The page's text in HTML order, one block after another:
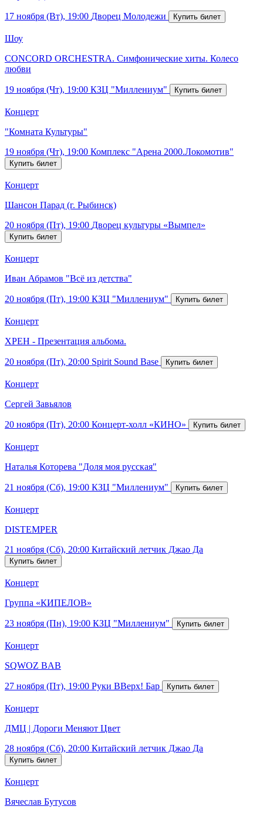
17 ноября (Вт), 19:00 Дворец Молодежи
Шоу
CONCORD ORCHESTRA. Симфонические хиты. Колесо
любви
19 ноября (Чт), 19:00 КЗЦ "Миллениум"
Концерт
"Комната Культуры"
19 ноября (Чт), 19:00 Комплекс "Арена 2000.Локомотив"
Концерт
Шансон Парад (г. Рыбинск)
20 ноября (Пт), 19:00 Дворец культуры «Вымпел»
Концерт
Иван Абрамов "Всё из детства"
20 ноября (Пт), 19:00 КЗЦ "Миллениум"
Концерт
ХРЕН - Презентация альбома.
20 ноября (Пт), 20:00 Spirit Sound Base
Концерт
Сергей Завьялов
20 ноября (Пт), 20:00 Концерт-холл «КИНО»
Концерт
Наталья Которева "Доля моя русская"
21 ноября (Сб), 19:00 КЗЦ "Миллениум"
Концерт
DISTEMPER
21 ноября (Сб), 20:00 Китайский летчик Джао Да
Концерт
Группа «КИПЕЛОВ»
23 ноября (Пн), 19:00 КЗЦ "Миллениум"
Концерт
SQWOZ BAB
27 ноября (Пт), 19:00 Руки ВВерх! Бар
Концерт
ДМЦ | Дороги Меняют Цвет
28 ноября (Сб), 20:00 Китайский летчик Джао Да
Концерт
Вячеслав Бутусов